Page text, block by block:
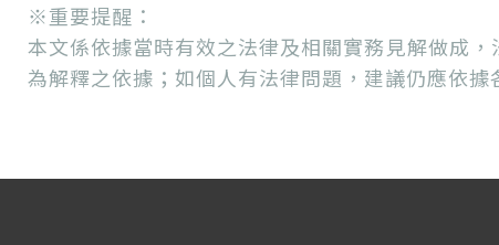
※重要提醒：
本文係依據當時有效之法律及相關實務見解做成
為解釋之依據；如個人有法律問題，建議仍應依據